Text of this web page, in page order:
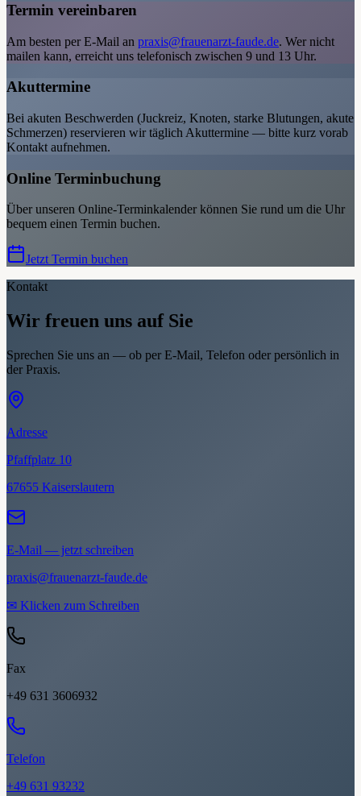
Termin vereinbaren
Am besten per E-Mail an praxis@frauenarzt-faude.de. Wer nicht
mailen kann, erreicht uns telefonisch zwischen 9 und 13 Uhr.
Akuttermine
Bei akuten Beschwerden (Juckreiz, Knoten, starke Blutungen, akute
Schmerzen) reservieren wir täglich Akuttermine — bitte kurz vorab
Kontakt aufnehmen.
Online Terminbuchung
Über unseren Online-Terminkalender können Sie rund um die Uhr
bequem einen Termin buchen.
Jetzt Termin buchen
Kontakt
Wir freuen uns auf Sie
Sprechen Sie uns an — ob per E-Mail, Telefon oder persönlich in
der Praxis.
Adresse
Pfaffplatz 10
67655 Kaiserslautern
E-Mail — jetzt schreiben
praxis@frauenarzt-faude.de
✉ Klicken zum Schreiben
Fax
+49 631 3606932
Telefon
+49 631 93232